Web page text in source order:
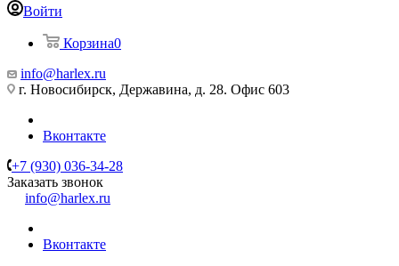
Войти
Корзина0
info@harlex.ru
г. Новосибирск, Державина, д. 28. Офис 603
Вконтакте
+7 (930) 036-34-28
Заказать звонок
info@harlex.ru
Вконтакте